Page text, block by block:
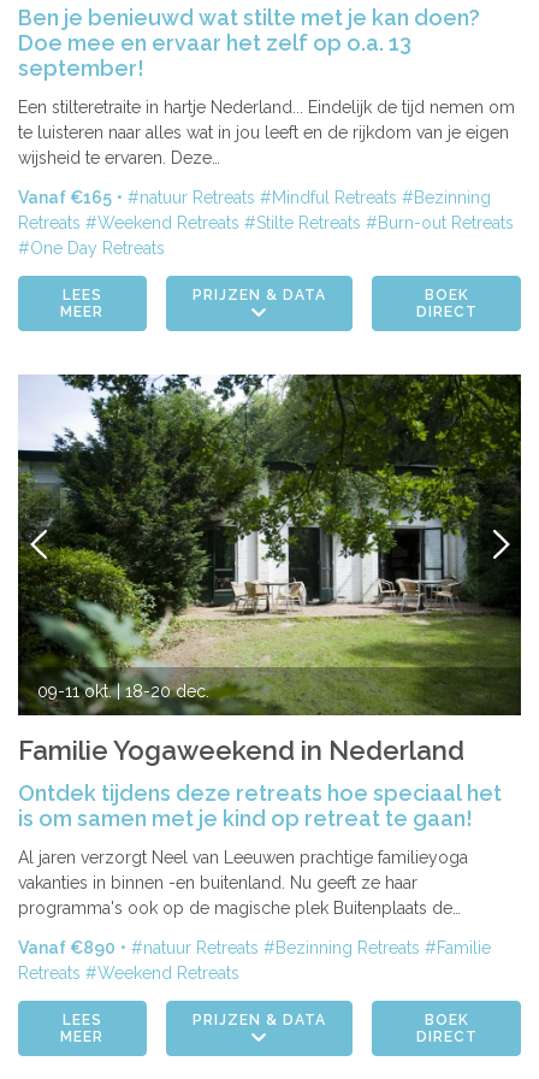
Ben je benieuwd wat stilte met je kan doen?
Doe mee en ervaar het zelf op o.a. 13
september!
Een stilteretraite in hartje Nederland... Eindelijk de tijd nemen om
te luisteren naar alles wat in jou leeft en de rijkdom van je eigen
wijsheid te ervaren. Deze…
Vanaf €165 natuur Retreats Mindful Retreats
Bezinning
Retreats
Weekend Retreats Stilte Retreats
Burn-out Retreats
One Day Retreats
LEES
MEER
PRIJZEN & DATA
BOEK
DIRECT
VORIGE
09-11 okt.| 18-20 dec.
Familie Yogaweekend in Nederland
Ontdek tijdens deze retreats hoe speciaal het
is om samen met je kind op retreat te gaan!
Al jaren verzorgt Neel van Leeuwen prachtige familieyoga
vakanties in binnen -en buitenland. Nu geeft ze haar
programma's ook op de magische plek Buitenplaats de…
Vanaf €890 natuur Retreats Bezinning Retreats
Familie
Retreats
Weekend Retreats
LEES
MEER
PRIJZEN & DATA
BOEK
DIRECT